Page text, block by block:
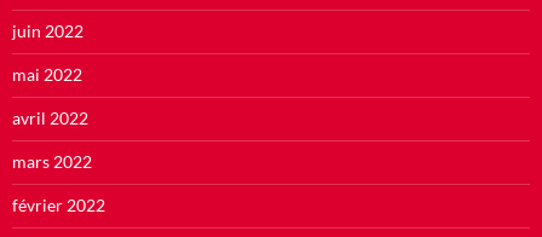
juin 2022
mai 2022
avril 2022
mars 2022
février 2022